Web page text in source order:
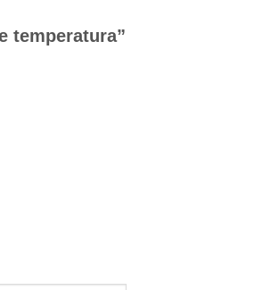
temperatura”